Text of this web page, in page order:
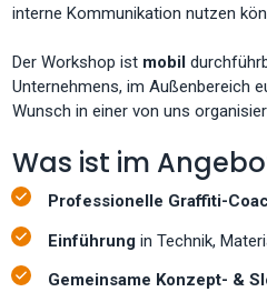
interne Kommunikation nutzen
Der Workshop ist mobil
Unternehmens, im Außenbereich
Wunsch in einer von uns
Was ist im
Professionelle Graffiti-
Einführung in Technik,
Gemeinsame Konzept- &